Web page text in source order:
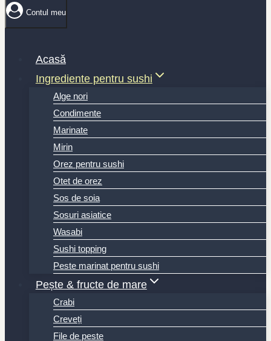
Contul meu
Acasă
Ingrediente pentru sushi
Alge nori
Condimente
Marinate
Mirin
Orez pentru sushi
Otet de orez
Sos de soia
Sosuri asiatice
Wasabi
Sushi topping
Peste marinat pentru sushi
Pește & fructe de mare
Crabi
Creveți
File de peste